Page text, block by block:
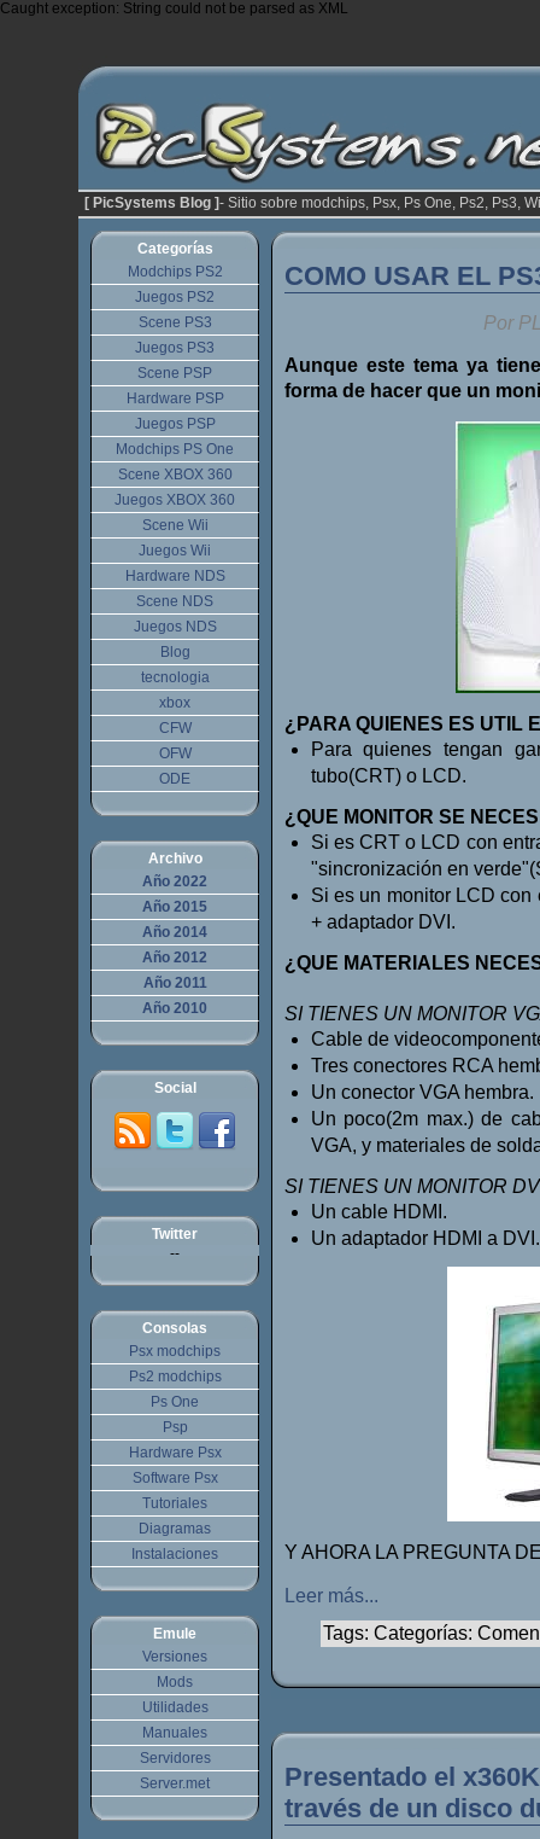
Caught exception: String could not be parsed as XML
[ PicSystems Blog ]- Sitio sobre modchips, Psx, Ps One, Ps2, Ps3,
COMO USAR EL
Por
Aunque este tema ya
forma de hacer que un
¿PARA QUIENES ES UTIL
Para quienes tengan
tubo(CRT) o LCD.
¿QUE MONITOR SE
Si es CRT o LCD con
"sincronización en
Si es un monitor LCD
+ adaptador DVI.
¿QUE MATERIALES
SI TIENES UN MONITOR
Cable de
Tres conectores RCA
Un conector VGA hembra.
Un poco(2m max.) de
VGA, y materiales de
SI TIENES UN MONITOR
Un cable HDMI.
Un adaptador HDMI a DVI.
Y AHORA LA PREGUNTA
Leer más...
Tags: Categorías:
Presentado el
través de un disco
Categorías
Modchips PS2
Juegos PS2
Scene PS3
Juegos PS3
Scene PSP
Hardware PSP
Juegos PSP
Modchips PS One
Scene XBOX 360
Juegos XBOX 360
Scene Wii
Juegos Wii
Hardware NDS
Scene NDS
Juegos NDS
Blog
tecnologia
xbox
CFW
OFW
ODE
Archivo
Año 2022
Año 2015
Año 2014
Año 2012
Año 2011
Año 2010
Social
Twitter
--
Consolas
Psx modchips
Ps2 modchips
Ps One
Psp
Hardware Psx
Software Psx
Tutoriales
Diagramas
Instalaciones
Emule
Versiones
Mods
Utilidades
Manuales
Servidores
Server.met